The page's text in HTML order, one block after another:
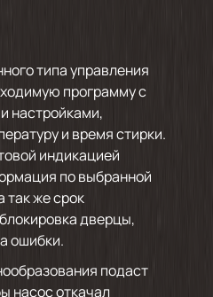
типа управления
программу с
настройками,
и время стирки.
индикацией
по выбранной
так же срок
дверцы,
ошибки.
подаст
насос откачал